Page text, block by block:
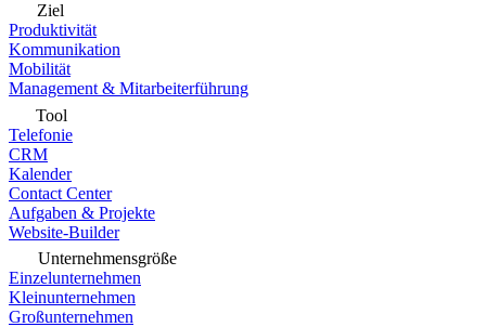
Ziel
Produktivität
Kommunikation
Mobilität
Management & Mitarbeiterführung
Tool
Telefonie
CRM
Kalender
Contact Center
Aufgaben & Projekte
Website-Builder
Unternehmensgröße
Einzelunternehmen
Kleinunternehmen
Großunternehmen